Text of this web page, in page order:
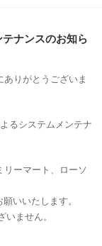
テナンスのお知ら
りがとうございま
るシステムメンテナ
ーマート、ローソ
いいたします。
ません。